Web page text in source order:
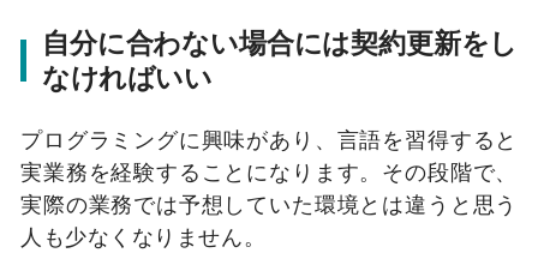
自分に合わない場合には契約更新をし
なければいい
プログラミングに興味があり、言語を習得すると
実業務を経験することになります。その段階で、
実際の業務では予想していた環境とは違うと思う
人も少なくなりません。